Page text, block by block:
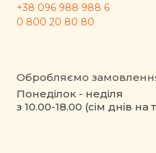
+38 096 988 988 6
0 800 20 80 80
Обробляємо
Понеділок - неділя
з 10.00-18.00 (сім днів